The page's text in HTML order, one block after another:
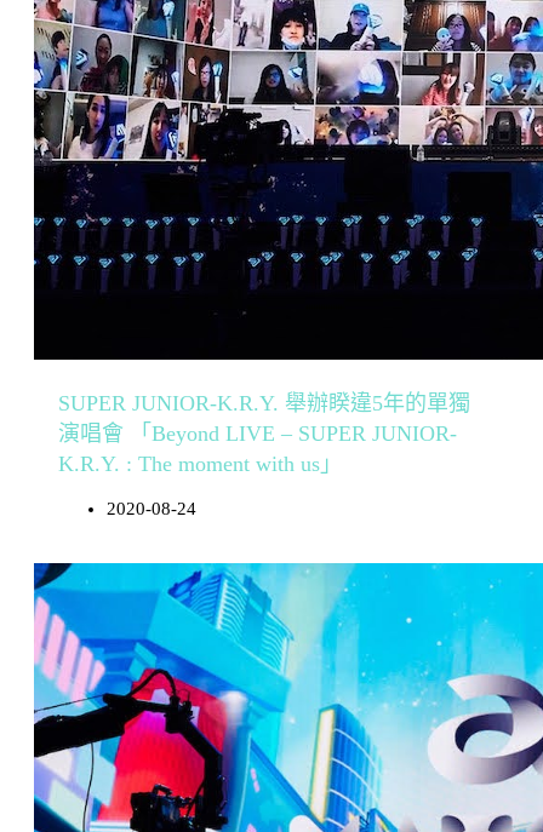
SUPER JUNIOR-K.R.Y. 舉辦睽違5年的單獨
演唱會 「Beyond LIVE – SUPER JUNIOR-
K.R.Y. : The moment with us」
2020-08-24